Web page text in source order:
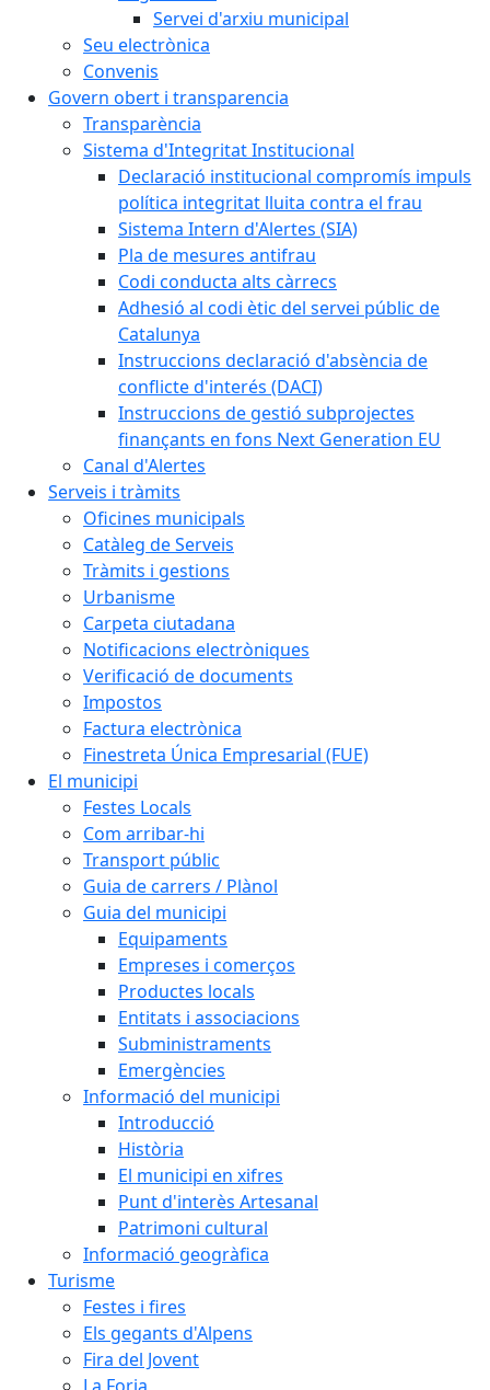
Servei d'arxiu municipal
Seu electrònica
Convenis
Govern obert i transparencia
Transparència
Sistema d'Integritat Institucional
Declaració institucional compromís impuls
política integritat lluita contra el frau
Sistema Intern d'Alertes (SIA)
Pla de mesures antifrau
Codi conducta alts càrrecs
Adhesió al codi ètic del servei públic de
Catalunya
Instruccions declaració d'absència de
conflicte d'interés (DACI)
Instruccions de gestió subprojectes
finançants en fons Next Generation EU
Canal d'Alertes
Serveis i tràmits
Oficines municipals
Catàleg de Serveis
Tràmits i gestions
Urbanisme
Carpeta ciutadana
Notificacions electròniques
Verificació de documents
Impostos
Factura electrònica
Finestreta Única Empresarial (FUE)
El municipi
Festes Locals
Com arribar-hi
Transport públic
Guia de carrers / Plànol
Guia del municipi
Equipaments
Empreses i comerços
Productes locals
Entitats i associacions
Subministraments
Emergències
Informació del municipi
Introducció
Història
El municipi en xifres
Punt d'interès Artesanal
Patrimoni cultural
Informació geogràfica
Turisme
Festes i fires
Els gegants d'Alpens
Fira del Jovent